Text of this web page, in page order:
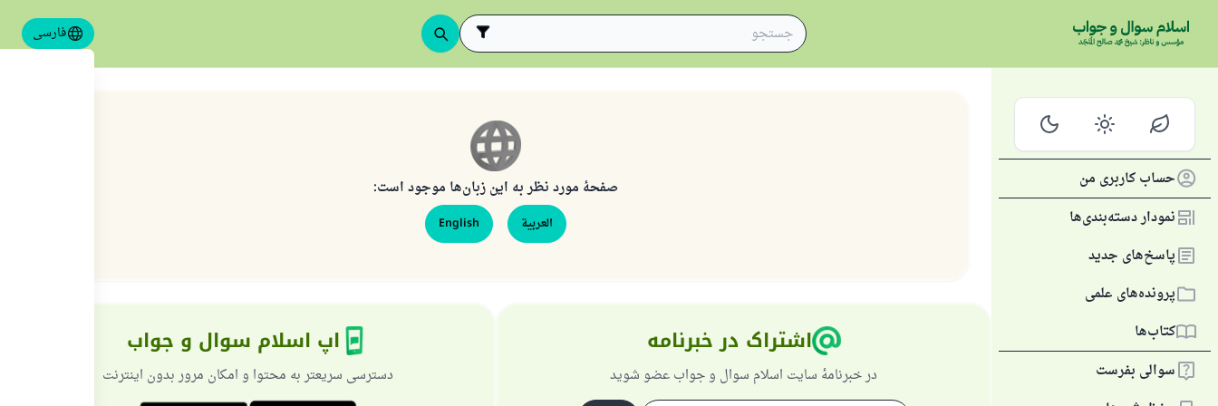
فارسی
حساب کاربری من
نمودار دسته‌بندی‌ها
پاسخ‌های جدید
پرونده‌های علمی
کتاب‌ها
سوالی بفرست
صفحهٔ مورد نظر به این زبان‌ها موجود است:
العربية English
اشتراک در خبرنامه
در خبرنامهٔ سایت اسلام سوال و جواب عضو شوید
اپ اسلام سوال و جواب
دسترسی سریعتر به محتوا و امکان مرور بدون اینترنت